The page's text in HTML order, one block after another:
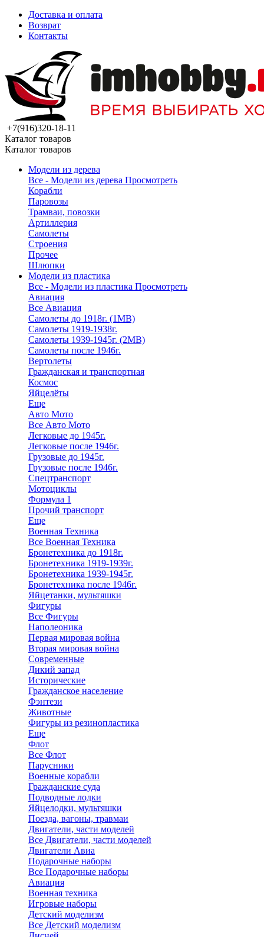
Доставка и оплата
Возврат
Контакты
+7(916)320-18-11
Каталог товаров
Каталог товаров
Модели из дерева
Все - Модели из дерева Просмотреть
Корабли
Паровозы
Трамваи, повозки
Артиллерия
Самолеты
Строения
Прочее
Шлюпки
Модели из пластика
Все - Модели из пластика Просмотреть
Авиация
Все Авиация
Самолеты до 1918г. (1МВ)
Самолеты 1919-1938г.
Самолеты 1939-1945г. (2МВ)
Самолеты после 1946г.
Вертолеты
Гражданская и транспортная
Космос
Яйцелёты
Еще
Авто Мото
Все Авто Мото
Легковые до 1945г.
Легковые после 1946г.
Грузовые до 1945г.
Грузовые после 1946г.
Спецтранспорт
Мотоциклы
Формула 1
Прочий транспорт
Еще
Военная Техника
Все Военная Техника
Бронетехника до 1918г.
Бронетехника 1919-1939г.
Бронетехника 1939-1945г.
Бронетехника после 1946г.
Яйцетанки, мультяшки
Фигуры
Все Фигуры
Наполеоника
Первая мировая война
Вторая мировая война
Современные
Дикий запад
Исторические
Гражданское население
Фэнтези
Животные
Фигуры из резинопластика
Еще
Флот
Все Флот
Парусники
Военные корабли
Гражданские суда
Подводные лодки
Яйцелодки, мультяшки
Поезда, вагоны, травмаи
Двигатели, части моделей
Все Двигатели, части моделей
Двигатели Авиа
Подарочные наборы
Все Подарочные наборы
Авиация
Военная техника
Игровые наборы
Детский моделизм
Все Детский моделизм